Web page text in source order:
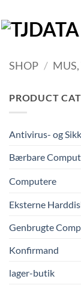
til
indhold
SHOP /
PRODUCT
Antivirus- og
Bærbare
Computere
Eksterne
Genbrugte
Konfirmand
lager-butik